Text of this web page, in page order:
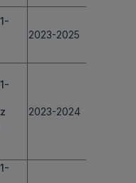
2023-2025
2023-2024